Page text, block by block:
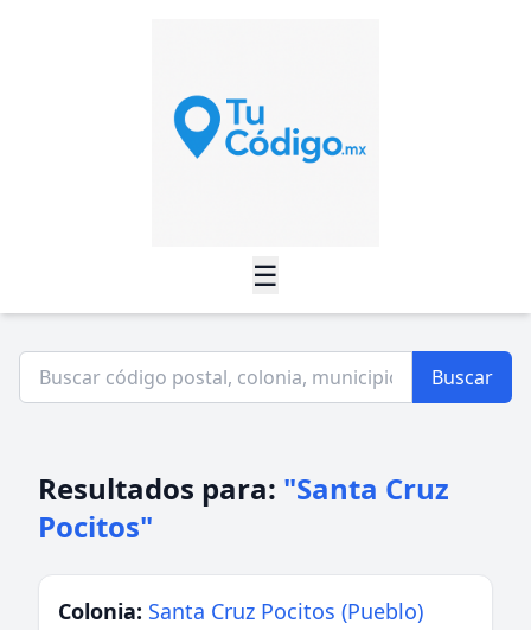
☰
Buscar
Resultados para: "Santa Cruz
Pocitos"
Colonia: Santa Cruz Pocitos (Pueblo)